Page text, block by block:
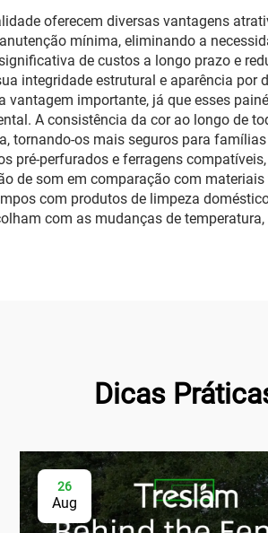
oferecem diversas vantagens
mínima, eliminando a
de custos a longo prazo e
integridade estrutural e aparência
importante, já que esses
A consistência da cor ao longo de
tornando-os mais seguros para
pré-perfurados e ferragens
de som em comparação com
com produtos de limpeza
com as mudanças de
Dicas
26
Aug